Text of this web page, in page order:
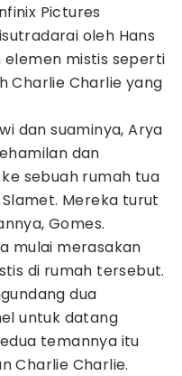
Pictures
oleh Hans
elemen mistis seperti
Charlie Charlie yang
dan suaminya, Arya
dan
sebuah rumah tua
Mereka turut
Gomes.
mulai merasakan
di rumah tersebut.
dua
untuk datang
temannya itu
Charlie Charlie.